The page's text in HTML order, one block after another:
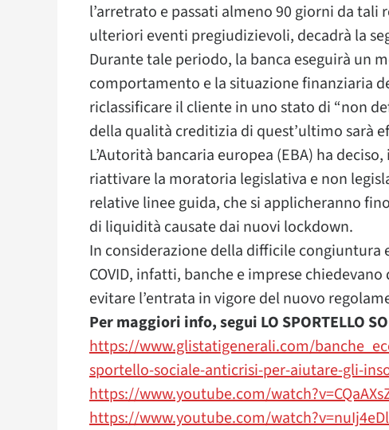
l’arretrato e passati almeno 90 giorni da
ulteriori eventi pregiudizievoli, decadrà la
Durante tale periodo, la banca eseguirà un
comportamento e la situazione finanziaria
riclassificare il cliente in uno stato di “non
della qualità creditizia di quest’ultimo sarà
L’Autorità bancaria europea (EBA) ha
riattivare la moratoria legislativa e non
relative linee guida, che si applicheranno
di liquidità causate dai nuovi lockdown.
In considerazione della difficile congiuntura
COVID, infatti, banche e imprese
evitare l’entrata in vigore del nuovo
Per maggiori info, segui LO SPORTELLO
https://www.glistatigenerali.com/
sportello-sociale-anticrisi-per-aiutare-gli-
https://www.youtube.com/
https://www.youtube.com/